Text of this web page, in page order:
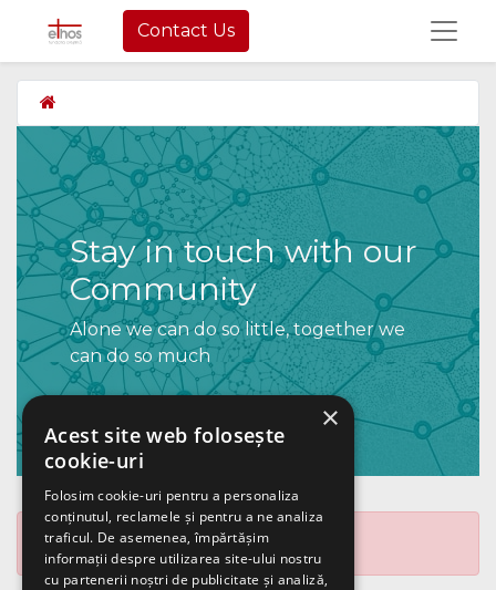
Contact Us
Stay in touch with our
Community
Alone we can do so little, together we
can do so much
No Mail Group yet.
×
Acest site web folosește
cookie-uri
Folosim cookie-uri pentru a personaliza
conținutul, reclamele și pentru a ne analiza
traficul. De asemenea, împărtășim
informații despre utilizarea site-ului nostru
cu partenerii noștri de publicitate și analiză,